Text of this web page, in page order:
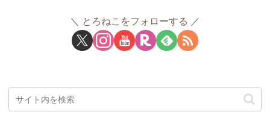
とろねこをフォローする